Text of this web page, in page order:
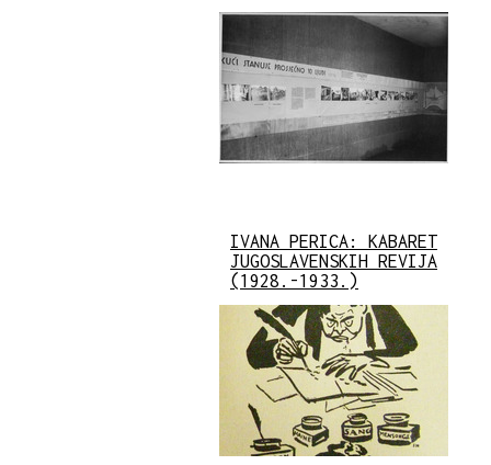
IVANA PERICA: KABARET
JUGOSLAVENSKIH REVIJA
(1928.-1933.)